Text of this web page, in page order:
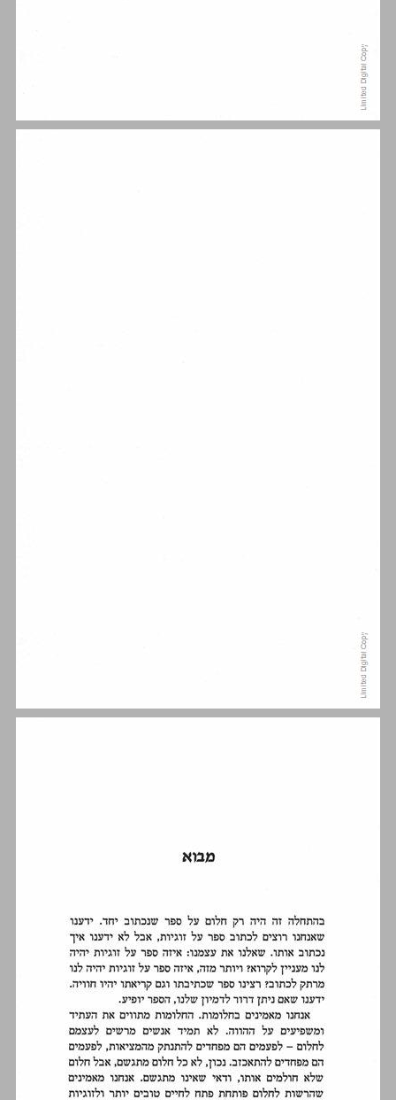
מבוא ... 11